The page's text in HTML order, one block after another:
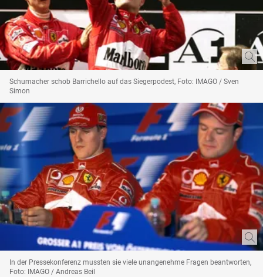
Schumacher schob Barrichello auf das Siegerpodest, Foto: IMAGO / Sven
Simon
In der Pressekonferenz mussten sie viele unangenehme Fragen beantworten,
Foto: IMAGO / Andreas Beil